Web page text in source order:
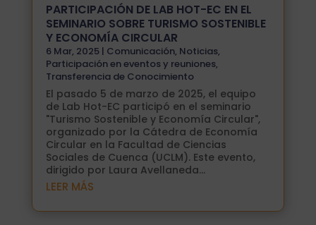
PARTICIPACIÓN DE LAB HOT-EC EN EL
SEMINARIO SOBRE TURISMO SOSTENIBLE
Y ECONOMÍA CIRCULAR
6 Mar, 2025| Comunicación, Noticias,
Participación en eventos y reuniones,
Transferencia de Conocimiento
El pasado 5 de marzo de 2025, el equipo
de Lab Hot-EC participó en el seminario
"Turismo Sostenible y Economía Circular",
organizado por la Cátedra de Economía
Circular en la Facultad de Ciencias
Sociales de Cuenca (UCLM). Este evento,
dirigido por Laura Avellaneda...
LEER MÁS